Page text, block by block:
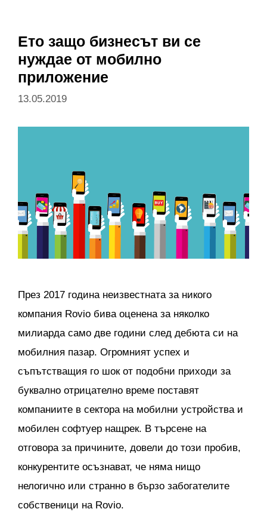
Ето защо бизнесът ви се
нуждае от мобилно
приложение
13.05.2019
През 2017 година неизвестната за никого
компания Rovio бива оценена за няколко
милиарда само две години след дебюта си на
мобилния пазар. Огромният успех и
съпътстващия го шок от подобни приходи за
буквално отрицателно време поставят
компаниите в сектора на мобилни устройства и
мобилен софтуер нащрек. В търсене на
отговора за причините, довели до този пробив,
конкурентите осъзнават, че няма нищо
нелогично или странно в бързо забогателите
собственици на Rovio.